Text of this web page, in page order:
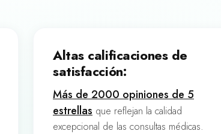
Altas calificaciones de
satisfacción:
Más de 2000 opiniones de 5
estrellas que reflejan la calidad
excepcional de las consultas médicas.